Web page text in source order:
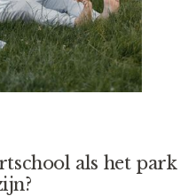
als het park